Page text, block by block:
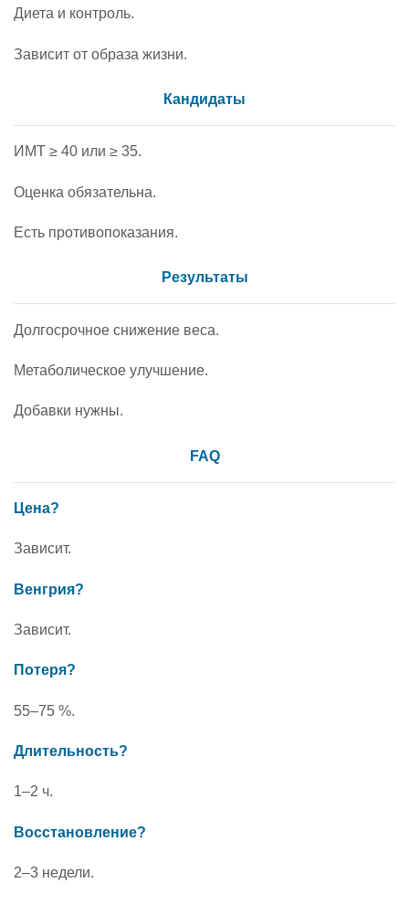
Диета и контроль.
Зависит от образа жизни.
Кандидаты
ИМТ ≥ 40 или ≥ 35.
Оценка обязательна.
Есть противопоказания.
Результаты
Долгосрочное снижение веса.
Метаболическое улучшение.
Добавки нужны.
FAQ
Цена?
Зависит.
Венгрия?
Зависит.
Потеря?
55–75 %.
Длительность?
1–2 ч.
Восстановление?
2–3 недели.